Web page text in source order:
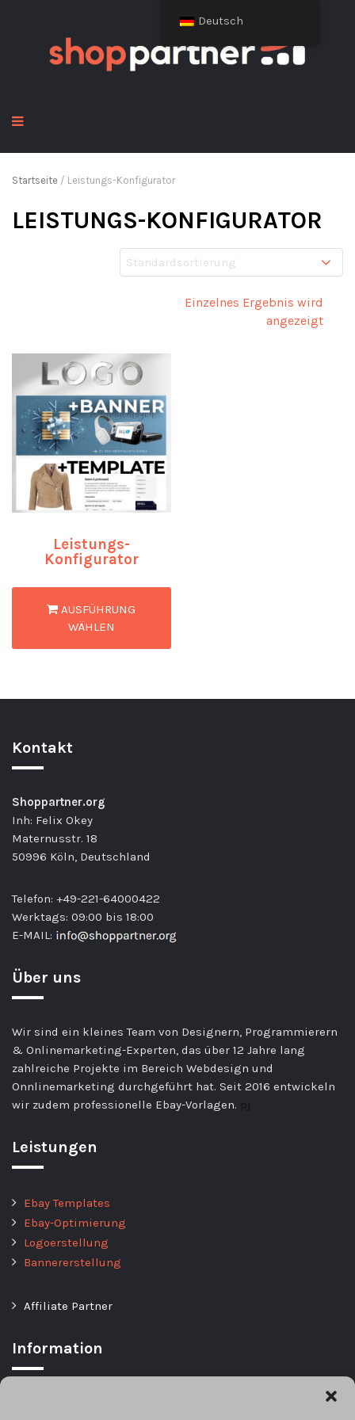
Startseite / Leistungs-Konfigurator
LEISTUNGS-KONFIGURATOR
Einzelnes Ergebnis wird
angezeigt
Leistungs-
Konfigurator
AUSFÜHRUNG
WÄHLEN
Kontakt
Shoppartner.org
Inh: Felix Okey
Maternusstr. 18
50996 Köln, Deutschland
Telefon: +49-221-64000422
Werktags: 09:00 bis 18:00
E-MAIL:
Über uns
Wir sind ein kleines Team von Designern, Programmierern
& Onlinemarketing-Experten, das über 12 Jahre lang
zahlreiche Projekte im Bereich Webdesign und
Onnlinemarketing durchgeführt hat. Seit 2016 entwickeln
wir zudem professionelle Ebay-Vorlagen. pj
Leistungen
Ebay Templates
Ebay-Optimierung
Logoerstellung
Bannererstellung
Affiliate Partner
Information
Deutsch